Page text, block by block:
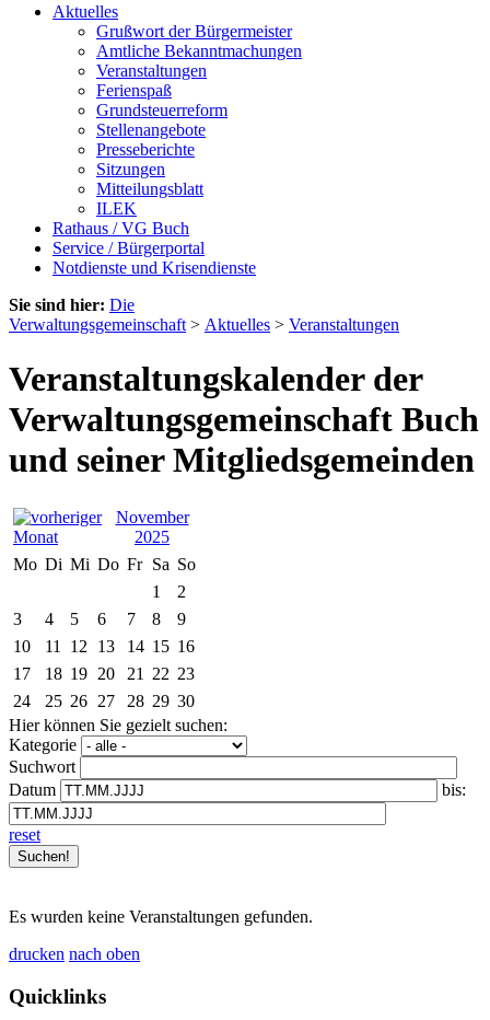
Aktuelles
Grußwort der Bürgermeister
Amtliche Bekanntmachungen
Veranstaltungen
Ferienspaß
Grundsteuerreform
Stellenangebote
Presseberichte
Sitzungen
Mitteilungsblatt
ILEK
Rathaus / VG Buch
Service / Bürgerportal
Notdienste und Krisendienste
Sie sind hier: Die
Verwaltungsgemeinschaft > Aktuelles > Veranstaltungen
Veranstaltungskalender der
Verwaltungsgemeinschaft Buch
und seiner Mitgliedsgemeinden
November
2025
Mo Di Mi Do Fr Sa So
1
2
3
4 5 6 7 8
9
10
11 12 13 14 15 16
17
18 19 20 21 22 23
24
25 26 27 28 29 30
Hier können Sie gezielt suchen:
Kategorie
Suchwort
Datum
bis:
reset
Es wurden keine Veranstaltungen gefunden.
drucken nach oben
Quicklinks